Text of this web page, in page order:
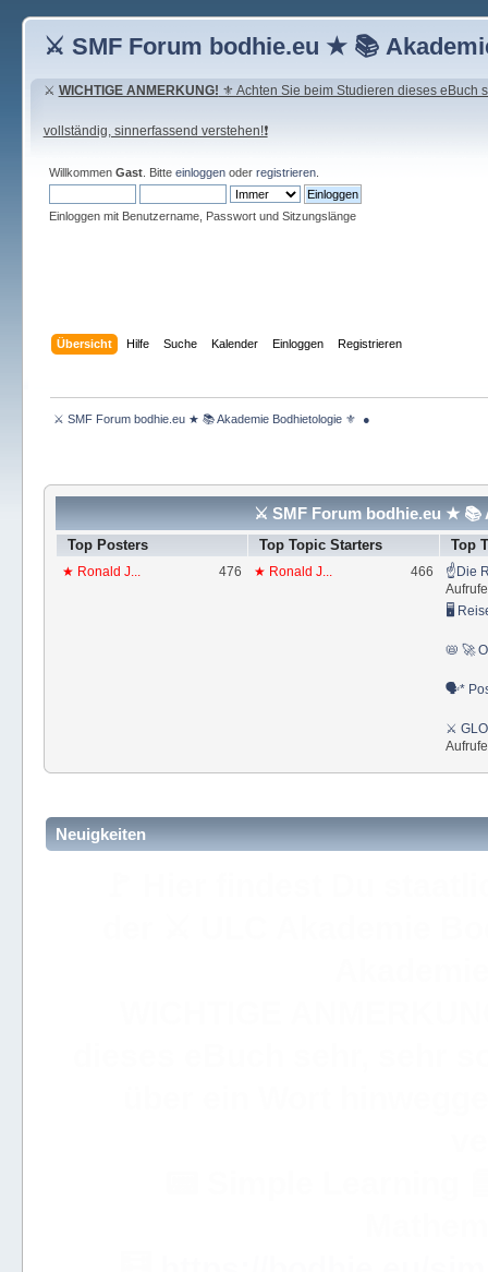
⚔ SMF Forum bodhie.eu ★ 📚
⚔ WICHTIGE ANMERKUNG! ⚜ Achten Sie beim Studieren dieses eBuch
vollständig, sinnerfassend verstehen!❗
Willkommen Gast. Bitte einloggenoder registrieren.
Einloggen mit Benutzername, Passwort und Sitzungslänge
Übersicht Hilfe Suche Kalender Einloggen Registrieren
⚔ SMF Forum bodhie.eu ★ 📚 Akademie Bodhietologie ⚜  ●
⚔ SMF Forum bodhie.eu ★ 📚
Top Posters Top Topic Starters Top
★ Ronald J... 476 ★ Ronald J... 466
☝Die
Aufrufe
🖥
📛 🚀
🗣*
⚔
Aufrufe
Neuigkeiten